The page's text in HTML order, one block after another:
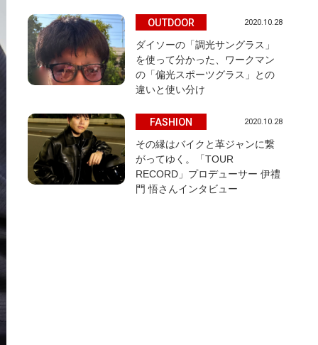
OUTDOOR 2020.10.28
ダイソーの「調光サングラス」
を使って分かった、ワークマン
の「偏光スポーツグラス」との
違いと使い分け
FASHION 2020.10.28
その縁はバイクと革ジャンに繋
がってゆく。「TOUR
RECORD」プロデューサー 伊禮
門 悟さんインタビュー